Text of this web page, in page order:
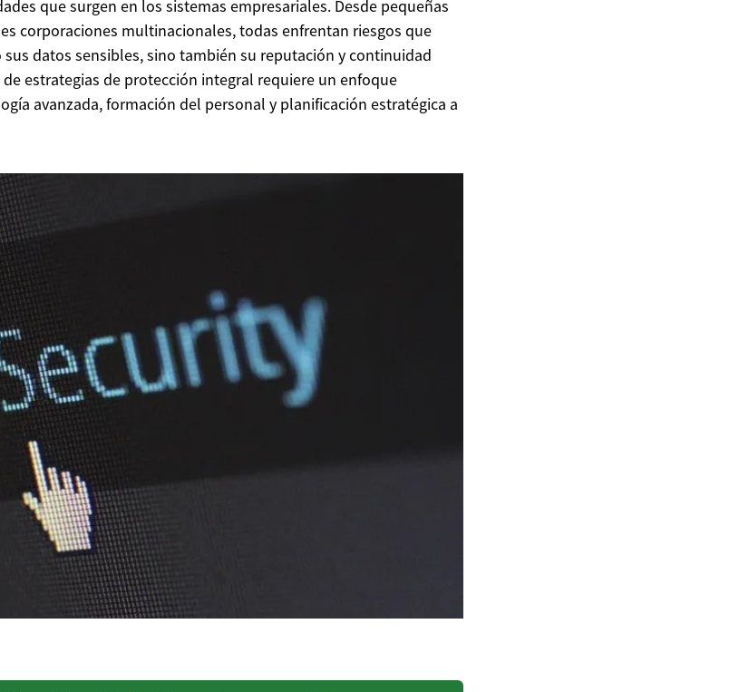
que surgen en los sistemas empresariales. Desde pequeñas
corporaciones multinacionales, todas enfrentan riesgos que
datos sensibles, sino también su reputación y continuidad
estrategias de protección integral requiere un enfoque
avanzada, formación del personal y planificación estratégica a